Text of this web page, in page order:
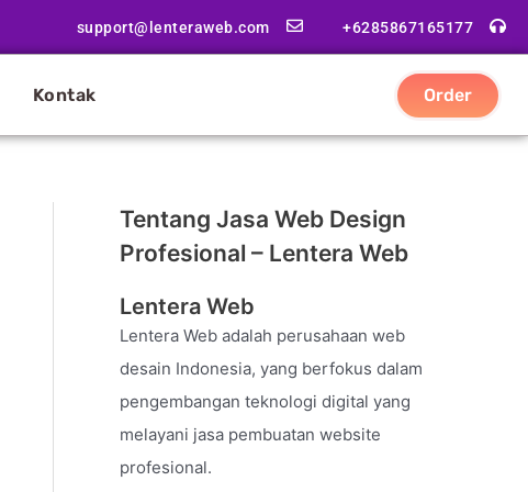
support@lenteraweb.com +6285867165177
Kontak Order
Tentang Jasa Web Design
Profesional – Lentera Web
Lentera Web
Lentera Web adalah perusahaan web
desain Indonesia, yang berfokus dalam
pengembangan teknologi digital yang
melayani jasa pembuatan website
profesional.